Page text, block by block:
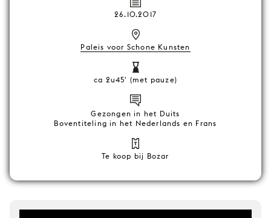
26.10.2017
Paleis voor Schone Kunsten
ca 2u45' (met pauze)
Gezongen in het Duits
Boventiteling in het Nederlands en Frans
Te koop bij Bozar